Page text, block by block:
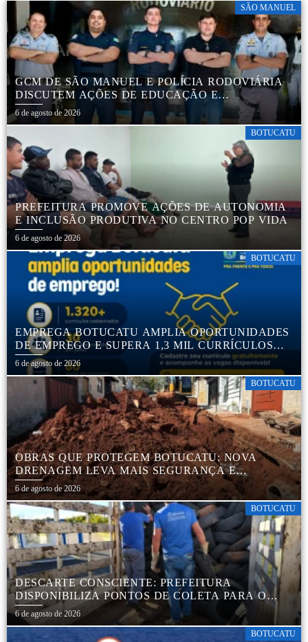
SÃO MANUEL
GCM DE SÃO MANUEL E POLÍCIA RODOVIÁRIA
DISCUTEM AÇÕES DE EDUCAÇÃO E
SEGURANÇA NO TRÂNSITO
6 de agosto de 2026
BOTUCATU
PREFEITURA PROMOVE AÇÕES DE AUTONOMIA
E INCLUSÃO PRODUTIVA NO CENTRO POP VIDA
6 de agosto de 2026
BOTUCATU
EMPREGA BOTUCATU AMPLIA OPORTUNIDADES
DE EMPREGO E SUPERA 1,3 MIL CURRÍCULOS
CADASTRADOS
6 de agosto de 2026
BOTUCATU
OBRAS QUE PROTEGEM BOTUCATU: NOVA
DRENAGEM LEVA MAIS SEGURANÇA E
TRANQUILIDADE AOS MORADORES DA COHAB
5
6 de agosto de 2026
BOTUCATU
DESCARTE CONSCIENTE: PREFEITURA
DISPONIBILIZA PONTOS DE COLETA PARA O
DESCARTE AMBIENTALMENTE CORRETO DE
PNEUS, GARANTINDO DESTINAÇÃO ADEQUADA
E PRESERVAÇÃO AMBIENTAL
6 de agosto de 2026
BOTUCATU